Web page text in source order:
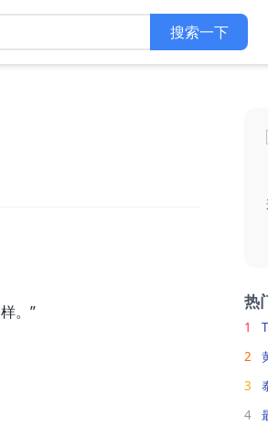
搜索一下
。”
热
1
2
3
4